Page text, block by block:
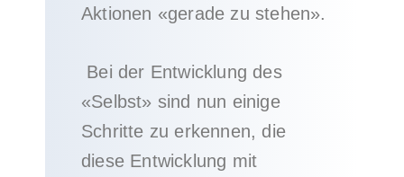
Aktionen «gerade zu stehen».
Bei der Entwicklung des
«Selbst» sind nun einige
Schritte zu erkennen, die
diese Entwicklung mit